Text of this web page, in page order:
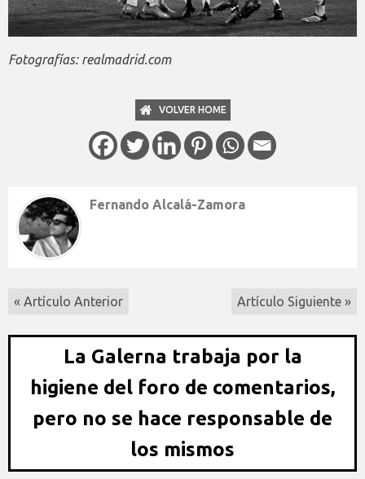
Fotografías: realmadrid.com
VOLVER HOME
Fernando Alcalá-Zamora
« Artículo Anterior Artículo Siguiente »
La Galerna trabaja por la
higiene del foro de comentarios,
pero no se hace responsable de
los mismos